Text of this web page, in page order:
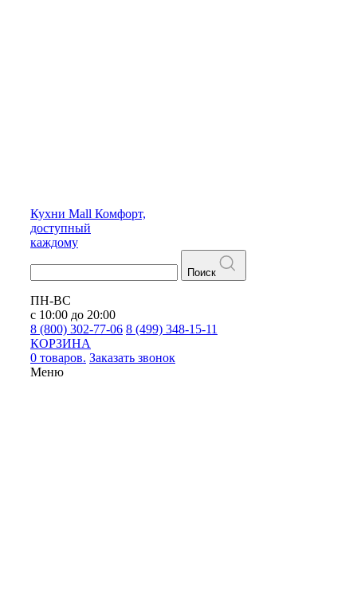
Кухни Mall Комфорт,
доступный
каждому
Поиск
ПН-ВС
с 10:00 до 20:00
8 (800) 302-77-06 8 (499) 348-15-11
КОРЗИНА
0 товаров. Заказать звонок
Меню